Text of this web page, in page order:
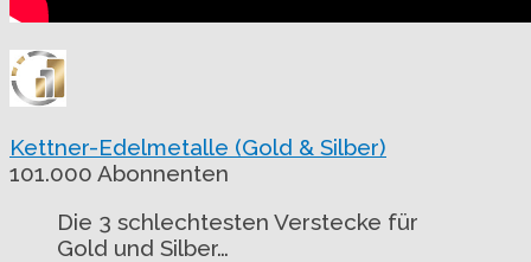
Kettner-Edelmetalle (Gold & Silber)
101.000 Abonnenten
Die 3 schlechtesten Verstecke für
Gold und Silber…